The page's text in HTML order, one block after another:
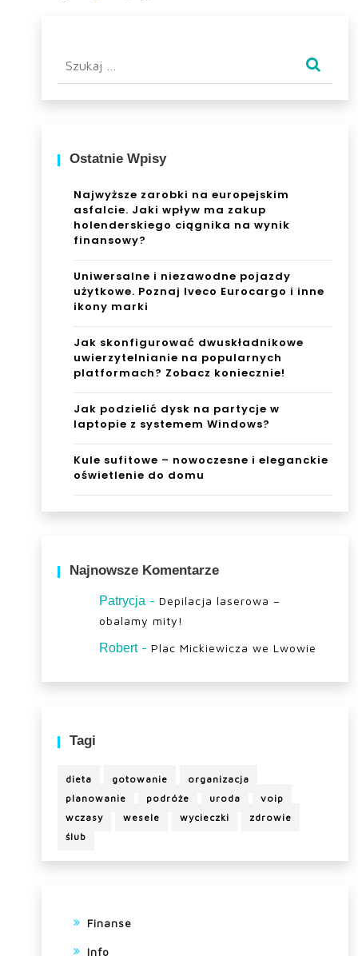
?
era
y
Ostatnie Wpisy
Najwyższe zarobki na europejskim
asfalcie. Jaki wpływ ma zakup
holenderskiego ciągnika na wynik
finansowy?
Uniwersalne i niezawodne pojazdy
użytkowe. Poznaj Iveco Eurocargo i inne
ikony marki
Jak skonfigurować dwuskładnikowe
uwierzytelnianie na popularnych
platformach? Zobacz koniecznie!
Jak podzielić dysk na partycje w
laptopie z systemem Windows?
Kule sufitowe – nowoczesne i eleganckie
oświetlenie do domu
Najnowsze Komentarze
Patrycja - Depilacja laserowa –
obalamy mity!
Robert- Plac Mickiewicza we Lwowie
Tagi
dieta gotowanie
organizacja
planowanie
podróże uroda
voip
wczasy
wesele wycieczki
zdrowie
ślub
Finanse
Info